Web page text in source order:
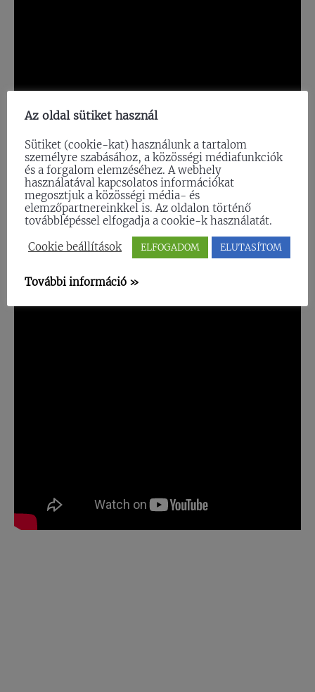
Az oldal sütiket használ
Sütiket (cookie-kat) használunk a tartalom
személyre szabásához, a közösségi médiafunkciók
és a forgalom elemzéséhez. A webhely
használatával kapcsolatos információkat
megosztjuk a közösségi média- és
elemzőpartnereinkkel is. Az oldalon történő
továbblépéssel elfogadja a cookie-k használatát.
Cookie beállítások ELFOGADOM ELUTASÍTOM
További információ »